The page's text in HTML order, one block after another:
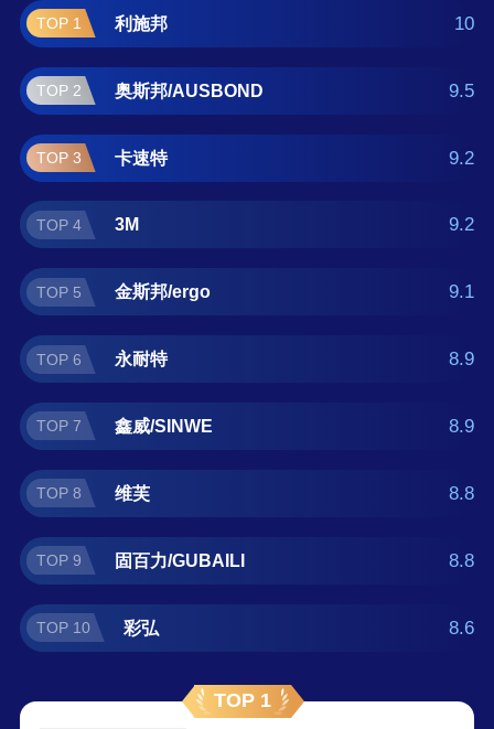
永耐特、鑫威/SINWE、维芙、固百
力/GUBAILI、彩弘 。如果您正在查找滴胶什么
牌子好？那么本滴胶十大品牌榜单可供您作为
选购参考，我们致力于用最真实的数据提供滴
胶品牌推荐，让您选得放心。(榜单每月更新一
次)
TOP 1 利施邦 10
TOP 2 奥斯邦/AUSBOND 9.5
TOP 3 卡速特 9.2
TOP 4 3M 9.2
TOP 5 金斯邦/ergo 9.1
TOP 6 永耐特 8.9
TOP 7 鑫威/SINWE 8.9
TOP 8 维芙 8.8
TOP 9 固百力/GUBAILI 8.8
TOP 10 彩弘 8.6
TOP 1